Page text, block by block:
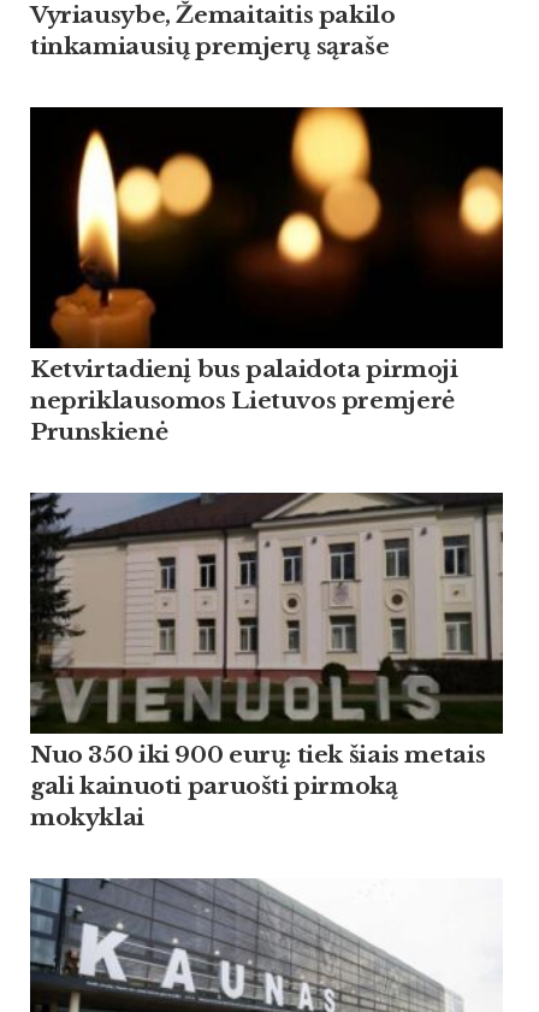
Vyriausybe, Žemaitaitis pakilo
tinkamiausių premjerų sąraše
Ketvirtadienį bus palaidota pirmoji
nepriklausomos Lietuvos premjerė
Prunskienė
Nuo 350 iki 900 eurų: tiek šiais metais
gali kainuoti paruošti pirmoką
mokyklai